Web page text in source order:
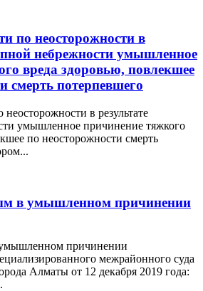
по неосторожности в
небрежности умышленное
вреда здоровью, повлекшее
смерть потерпевшего
в результате
умышленное причинение тяжкого
по неосторожности смерть
в умышленном причинении
причинении
межрайонного суда
Алматы от 12 декабря 2019 года: